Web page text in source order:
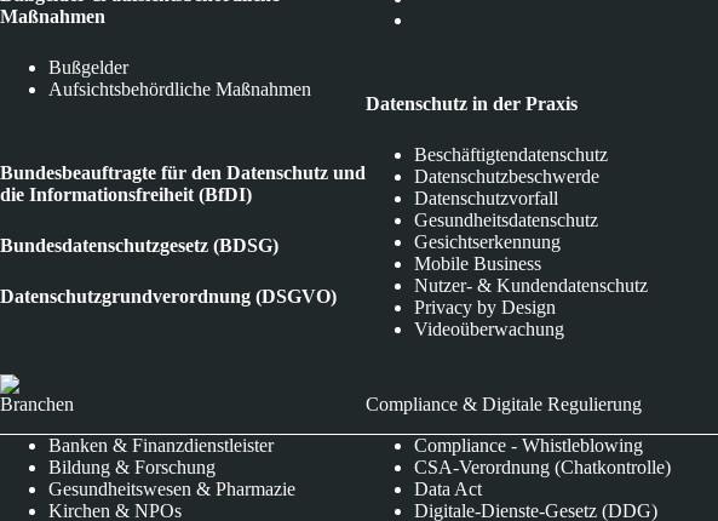
Maßnahmen
Bußgelder
Aufsichtsbehördliche Maßnahmen
Bundesbeauftragte für den Datenschutz und
die Informationsfreiheit (BfDI)
Bundesdatenschutzgesetz (BDSG)
Datenschutzgrundverordnung (DSGVO)
Datenschutz in der Praxis
Beschäftigtendatenschutz
Datenschutzbeschwerde
Datenschutzvorfall
Gesundheitsdatenschutz
Gesichtserkennung
Mobile Business
Nutzer- & Kundendatenschutz
Privacy by Design
Videoüberwachung
Branchen
Banken & Finanzdienstleister
Bildung & Forschung
Gesundheitswesen & Pharmazie
Kirchen & NPOs
Compliance & Digitale Regulierung
Compliance - Whistleblowing
CSA-Verordnung (Chatkontrolle)
Data Act
Digitale-Dienste-Gesetz (DDG)